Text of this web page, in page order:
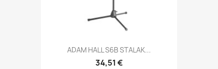
ADAM HALL S6B STALAK...
34,51 €